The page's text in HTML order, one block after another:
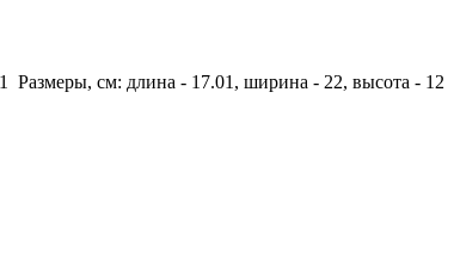
Размеры, см: длина - 17.01, ширина - 22, высота - 12